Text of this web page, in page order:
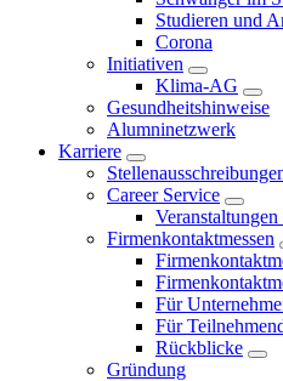
Studieren und
Corona
Initiativen
Klima-AG
Gesundheitshinweise
Alumninetzwerk
Karriere
Career Service
Firmenkontaktmessen
Für
Für
Rückblicke
Gründung